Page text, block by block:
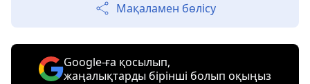
Мақаламен бөлісу
Google-ға қосылып,
жаңалықтарды бірінші болып оқыңыз